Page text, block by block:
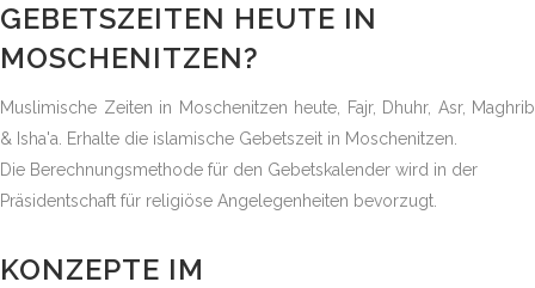
GEBETSZEITEN HEUTE IN
MOSCHENITZEN?
Muslimische Zeiten in Moschenitzen heute, Fajr, Dhuhr, Asr, Maghrib
& Isha'a. Erhalte die islamische Gebetszeit in Moschenitzen.
Die Berechnungsmethode für den Gebetskalender wird in der
Präsidentschaft für religiöse Angelegenheiten bevorzugt.
KONZEPTE IM